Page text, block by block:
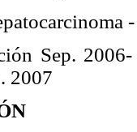
Sep.
2007